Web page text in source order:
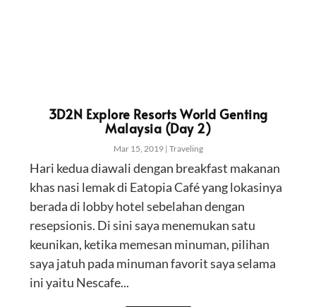
3D2N Explore Resorts World Genting
Malaysia (Day 2)
Mar 15, 2019| Traveling
Hari kedua diawali dengan breakfast makanan
khas nasi lemak di Eatopia Café yang lokasinya
berada di lobby hotel sebelahan dengan
resepsionis. Di sini saya menemukan satu
keunikan, ketika memesan minuman, pilihan
saya jatuh pada minuman favorit saya selama
ini yaitu Nescafe...